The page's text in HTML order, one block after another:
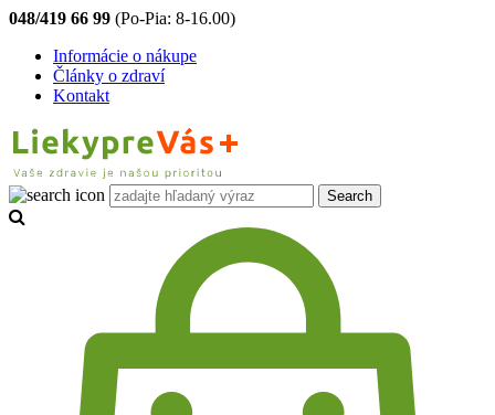
048/419 66 99 (Po-Pia: 8-16.00)
Informácie o nákupe
Články o zdraví
Kontakt